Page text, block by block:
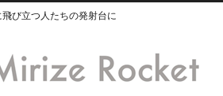
飛び立つ人たちの発射台に